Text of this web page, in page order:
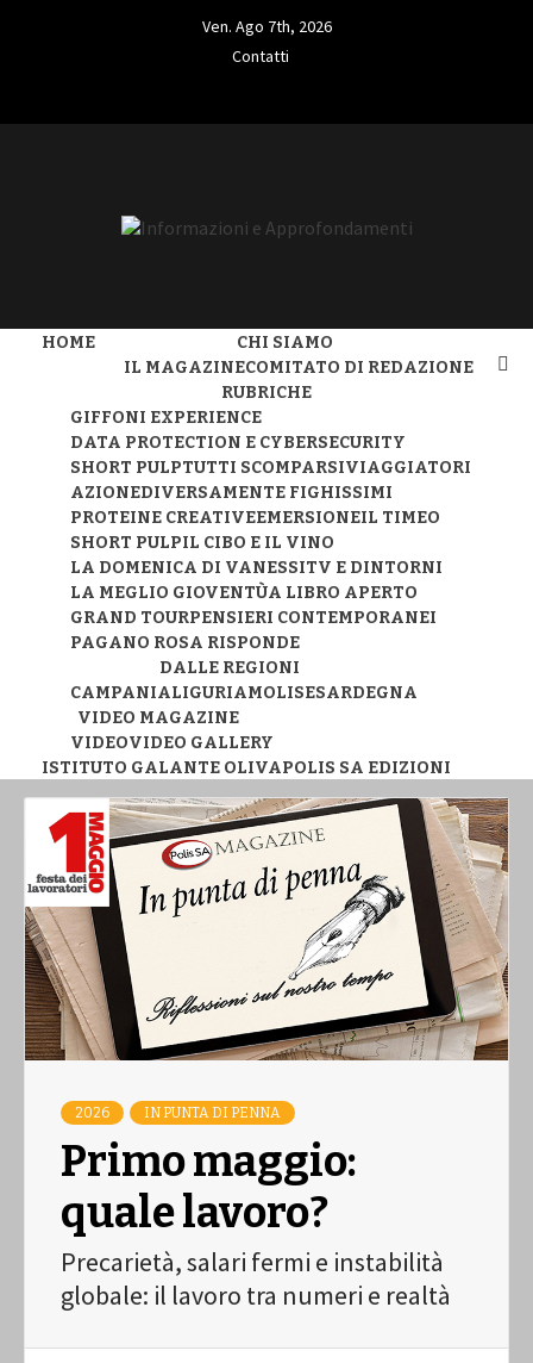
Ven. Ago 7th, 2026
Contatti
HOME
CHI SIAMO
IL MAGAZINECOMITATO DI REDAZIONE
RUBRICHE
GIFFONI EXPERIENCE
DATA PROTECTION E CYBERSECURITY
SHORT PULPTUTTI SCOMPARSIVIAGGIATORI
AZIONEDIVERSAMENTE FIGHISSIMI
PROTEINE CREATIVEEMERSIONEIL TIMEO
SHORT PULPIL CIBO E IL VINO
LA DOMENICA DI VANESSITV E DINTORNI
LA MEGLIO GIOVENTÙA LIBRO APERTO
GRAND TOURPENSIERI CONTEMPORANEI
PAGANO ROSA RISPONDE
DALLE REGIONI
CAMPANIALIGURIAMOLISESARDEGNA
VIDEO MAGAZINE
VIDEOVIDEO GALLERY
ISTITUTO GALANTE OLIVAPOLIS SA EDIZIONI
2026 IN PUNTA DI PENNA
Primo maggio:
quale lavoro?
Precarietà, salari fermi e instabilità
globale: il lavoro tra numeri e realtà